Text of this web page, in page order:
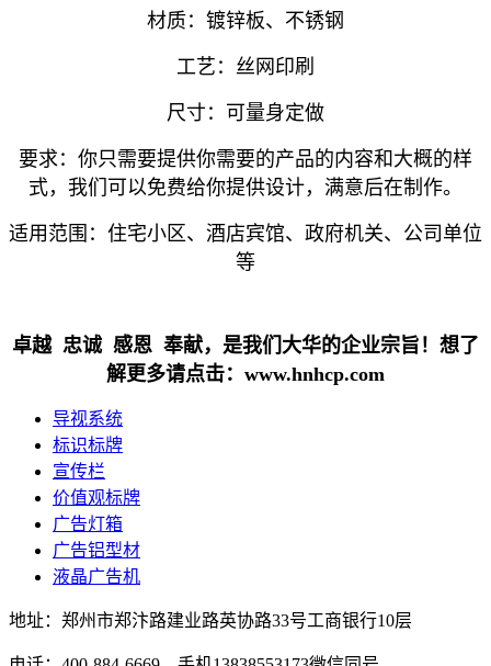
材质：镀锌板、不锈钢
工艺：丝网印刷
尺寸：可量身定做
要求：你只需要提供你需要的产品的内容和大概的样
式，我们可以免费给你提供设计，满意后在制作。
适用范围：住宅小区、酒店宾馆、政府机关、公司单位
等
卓越 忠诚 感恩 奉献，是我们大华的企业宗旨！想了
解更多请点击：www.hnhcp.com
导视系统
标识标牌
宣传栏
价值观标牌
广告灯箱
广告铝型材
液晶广告机
地址：郑州市郑汴路建业路英协路33号工商银行10层